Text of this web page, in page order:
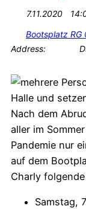
7.11.2020
Bootsplatz RG
Address:
Nach dem
aller im
Pandemie nur
auf dem
Charly
Samstag,